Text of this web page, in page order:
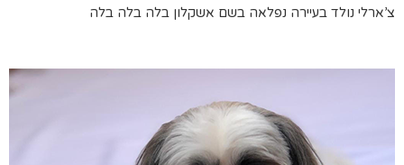
צ’ארלי נולד בעיירה נפלאה בשם אשקלון בלה בלה בלה